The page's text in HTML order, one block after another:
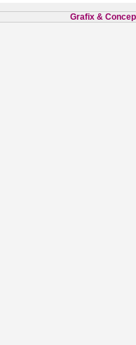
Grafix &